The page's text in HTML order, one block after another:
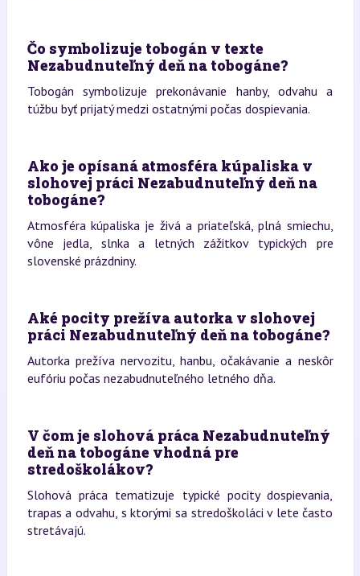
Čo symbolizuje tobogán v texte
Nezabudnuteľný deň na tobogáne?
Tobogán symbolizuje prekonávanie hanby, odvahu a
túžbu byť prijatý medzi ostatnými počas dospievania.
Ako je opísaná atmosféra kúpaliska v
slohovej práci Nezabudnuteľný deň na
tobogáne?
Atmosféra kúpaliska je živá a priateľská, plná smiechu,
vône jedla, slnka a letných zážitkov typických pre
slovenské prázdniny.
Aké pocity prežíva autorka v slohovej
práci Nezabudnuteľný deň na tobogáne?
Autorka prežíva nervozitu, hanbu, očakávanie a neskôr
eufóriu počas nezabudnuteľného letného dňa.
V čom je slohová práca Nezabudnuteľný
deň na tobogáne vhodná pre
stredoškolákov?
Slohová práca tematizuje typické pocity dospievania,
trapas a odvahu, s ktorými sa stredoškoláci v lete často
stretávajú.